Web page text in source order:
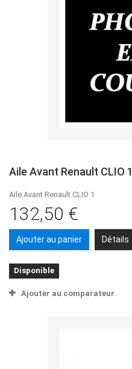
Aile Avant Renault CLIO 1
Aile Avant Renault CLIO 1
132,50 €
Ajouter au panier Détails
Disponible
Ajouter au comparateur